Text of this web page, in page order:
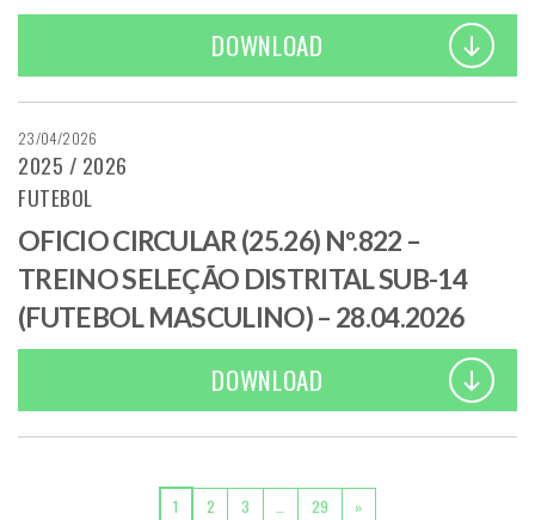
DOWNLOAD
23/04/2026
2025 / 2026
FUTEBOL
OFICIO CIRCULAR (25.26) Nº.822 –
TREINO SELEÇÃO DISTRITAL SUB-14
(FUTEBOL MASCULINO) – 28.04.2026
DOWNLOAD
POSTS NAVIGATION
1 2 3 … 29 »